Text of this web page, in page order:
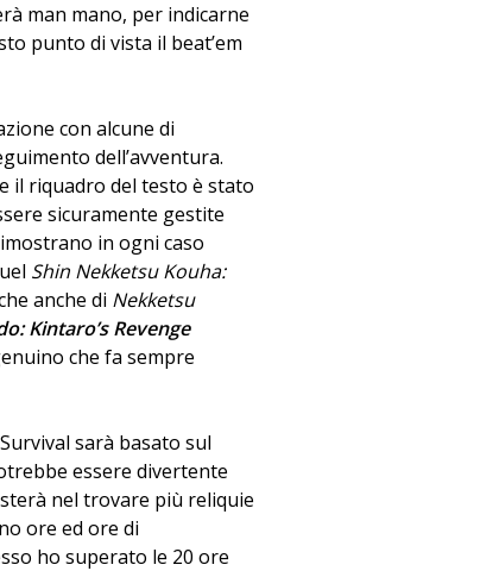
man mano, per indicarne
punto di vista il beat’em
con alcune di
dell’avventura.
il riquadro del testo è stato
sicuramente gestite
in ogni caso
Shin Nekketsu Kouha:
anche di Nekketsu
Kintaro’s Revenge
che fa sempre
sarà basato sul
essere divertente
nel trovare più reliquie
ore ed ore di
ho superato le 20 ore